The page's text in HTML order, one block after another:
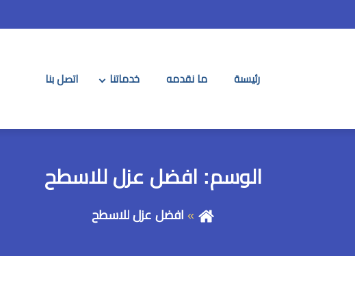
رئيسىة ما نقدمه خدماتنا اتصل بنا
الوسم: افضل عزل للاسطح
افضل عزل للاسطح